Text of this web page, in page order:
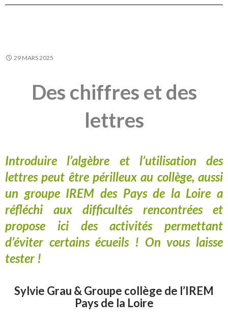
29 MARS 2025
Des chiffres et des
lettres
Introduire l’algèbre et l’utilisation des
lettres peut être périlleux au collège, aussi
un groupe IREM des Pays de la Loire a
réfléchi aux difficultés rencontrées et
propose ici des activités permettant
d’éviter certains écueils ! On vous laisse
tester !
Sylvie Grau & Groupe collège de l’IREM
Pays de la Loire